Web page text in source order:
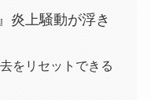
炎上騒動が浮き
をリセットできる